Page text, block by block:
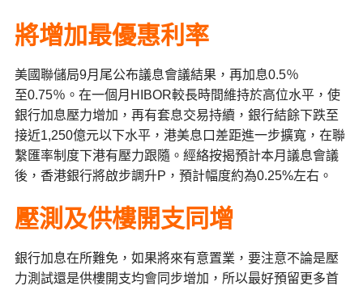
將增加最優惠利率
美國聯儲局9月尾公布議息會議結果，再加息0.5％
至0.75％。在一個月 HIBOR較長時間維持於高位水平，使
銀行加息壓力增加，再有套息交易持續，銀行結餘下跌至
接近1,250億元以下水平，港美息口差距進一步擴寬，在聯
繫匯率制度下港有壓力跟隨。經絡按揭預計本月議息會議
後，香港銀行將啟步調升P ，預計幅度約為0.25%左右。
壓測及供樓開支同增
銀行加息在所難免，如果將來有意置業，要注意不論是壓
力測試還是供樓開支均會同步增加，所以最好預留更多首